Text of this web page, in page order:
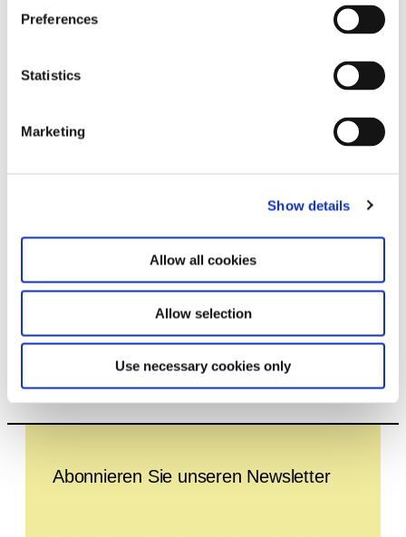
Preferences
Statistics
Marketing
Show details
Allow all cookies
Allow selection
Use necessary cookies only
Tomás Saraceno in
collaboration. Verwobene
17.7.26 – 7.2.27
Abonnieren Sie unseren Newsletter